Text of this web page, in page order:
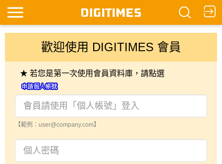
歡迎使用 DIGITIMES 會員
★ 若您是第一次使用會員資料庫，請點選
【範例：user@company.com】